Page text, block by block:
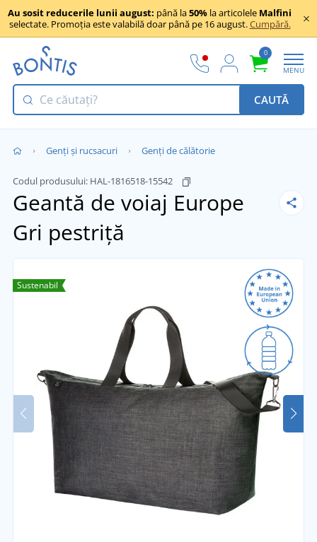
Au sosit reducerile lunii august: până la50% la articolele Malfini
selectate. Promoția este valabilă doar până pe 16 august.Cumpără.
0
MENU
CAUTĂ
Genți și rucsacuri Genți de călătorie
Codul produsului: HAL-1816518-15542
Geantă de voiaj Europe
Gri pestriță
Sustenabil